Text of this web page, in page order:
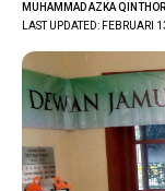
LAST UPDATED: FEBRUARI
MUHAMMAD AZKA QINTHORI